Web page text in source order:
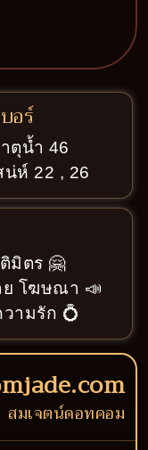
อร์
ตุน้ำ 46
ห์ 22 , 26
มิตร 🤗
ย โฆษณา 📣
ามรัก 💍
สมเจตน์ดอทคอม